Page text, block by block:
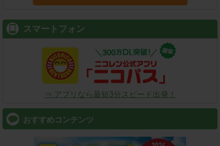
スマートフォン
⇒ アプリなら最短3分スピード出発！
おすすめコンテンツ